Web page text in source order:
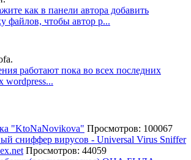
как в панели автора добавить
файлов, чтобы автор р...
работают пока во всех последних
wordpress...
"KtoNaNovikova" Просмотров: 100067
сниффер вирусов - Universal Virus Sniffer
Просмотров: 44059